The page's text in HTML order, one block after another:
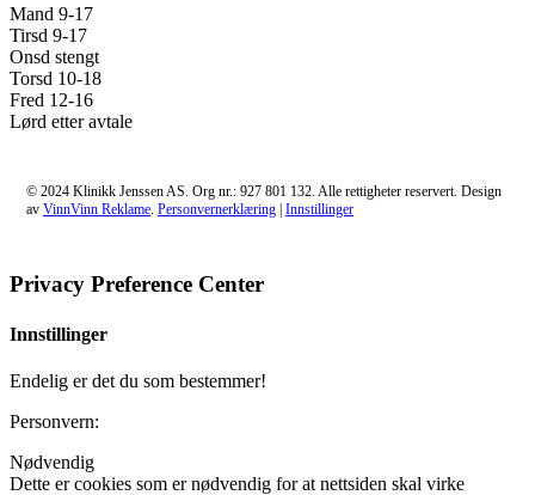
Mand 9-17
Tirsd 9-17
Onsd stengt
Torsd 10-18
Fred 12-16
Lørd etter avtale
© 2024 Klinikk Jenssen AS. Org nr.: 927 801 132. Alle rettigheter reservert. Design
av VinnVinn Reklame Personvernerklæring | Innstillinger
Privacy Preference Center
Innstillinger
Endelig er det du som bestemmer!
Personvern:
Nødvendig
Dette er cookies som er nødvendig for at nettsiden skal virke